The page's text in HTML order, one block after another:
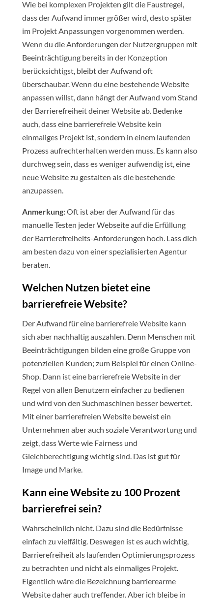
Wie bei komplexen Projekten gilt die Faustregel,
dass der Aufwand immer größer wird, desto später
im Projekt Anpassungen vorgenommen werden.
Wenn du die Anforderungen der Nutzergruppen mit
Beeinträchtigung bereits in der Konzeption
berücksichtigst, bleibt der Aufwand oft
überschaubar. Wenn du eine bestehende Website
anpassen willst, dann hängt der Aufwand vom Stand
der Barrierefreiheit deiner Website ab. Bedenke
auch, dass eine barrierefreie Website kein
einmaliges Projekt ist, sondern in einem laufenden
Prozess aufrechterhalten werden muss. Es kann also
durchweg sein, dass es weniger aufwendig ist, eine
neue Website zu gestalten als die bestehende
anzupassen.
Anmerkung:Oft ist aber der Aufwand für das
manuelle Testen jeder Webseite auf die Erfüllung
der Barrierefreiheits-Anforderungen hoch. Lass dich
am besten dazu von einer spezialisierten Agentur
beraten.
Welchen Nutzen bietet eine
barrierefreie Website?
Der Aufwand für eine barrierefreie Website kann
sich aber nachhaltig auszahlen. Denn Menschen mit
Beeinträchtigungen bilden eine große Gruppe von
potenziellen Kunden; zum Beispiel für einen Online-
Shop. Dann ist eine barrierefreie Website in der
Regel von allen Benutzern einfacher zu bedienen
und wird von den Suchmaschinen besser bewertet.
Mit einer barrierefreien Website beweist ein
Unternehmen aber auch soziale Verantwortung und
zeigt, dass Werte wie Fairness und
Gleichberechtigung wichtig sind. Das ist gut für
Image und Marke.
Kann eine Website zu 100 Prozent
barrierefrei sein?
Wahrscheinlich nicht. Dazu sind die Bedürfnisse
einfach zu vielfältig. Deswegen ist es auch wichtig,
Barrierefreiheit als laufenden Optimierungsprozess
zu betrachten und nicht als einmaliges Projekt.
Eigentlich wäre die Bezeichnung barrierearme
Website daher auch treffender. Aber ich bleibe in